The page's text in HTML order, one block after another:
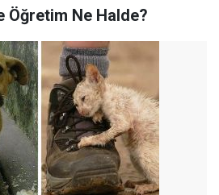
Öğretim Ne Halde?